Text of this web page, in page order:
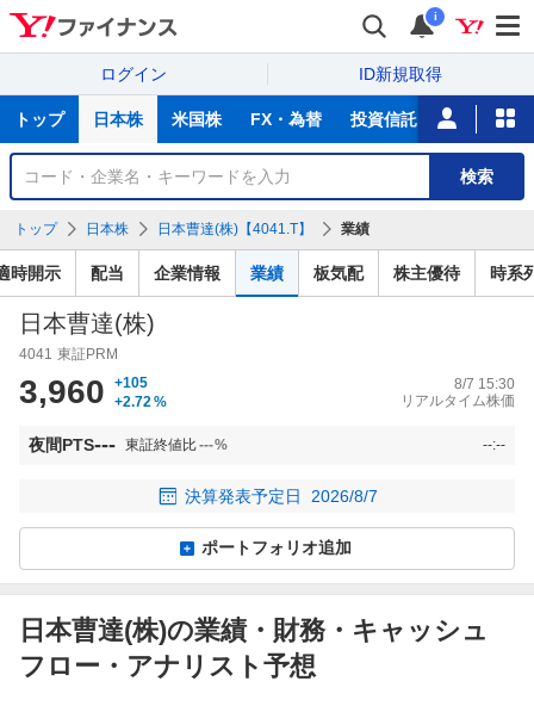
i
ログイン ID新規取得
サ
トップ 日本株 米国株 FX・為替 投資信託 ニュース
銘
検
索
検索
トップ 日本株 日本曹達(株)【4041.T】 業績
時開示 配当 企業情報 業績 板気配 株主優待 時系
日本曹達(株)
4041 東証PRM
3,960
+105
+2.72 %
8/7 15:30
リアルタイム株価
夜間PTS--- 東証終値比---% --:--
決算発表予定日 2026/8/7
ポートフォリオ追加
日本曹達(株)の業績・財務・キャッシュ
フロー・アナリスト予想